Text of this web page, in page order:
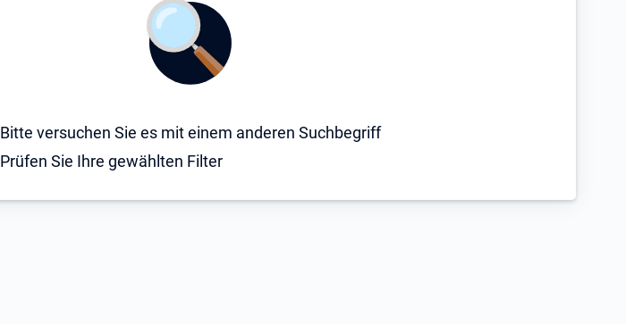
Bitte versuchen Sie es mit einem anderen Suchbegriff
Prüfen Sie Ihre gewählten Filter